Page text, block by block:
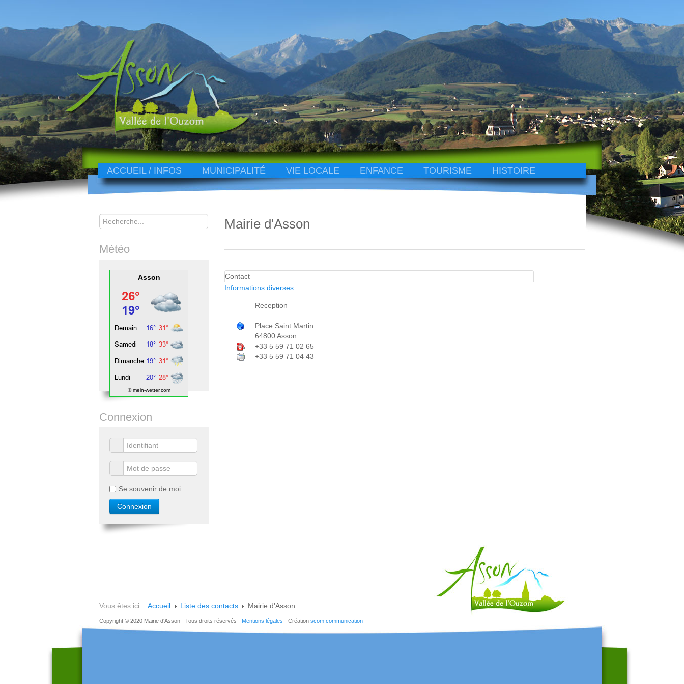
ACCUEIL / INFOS MUNICIPALITÉ VIE LOCALE ENFANCE TOURISME HISTOIRE
Mairie d'Asson
Contact
Informations diverses
Reception
Place Saint Martin
64800 Asson
+33 5 59 71 02 65
+33 5 59 71 04 43
Rechercher
Météo
Asson
© mein-wetter.com
Connexion
Se souvenir de moi
Vous êtes ici : Accueil Liste des contacts Mairie d'Asson
Copyright © 2020 Mairie d'Asson - Tous droits réservés - Mentions légales - Création scom communication